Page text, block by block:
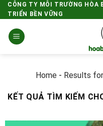
Skip
to
content
CÔNG TY MÔI TRƯỜNG HÒA
TRIỂN BỀN VỮNG
Home- Results
KẾT QUẢ TÌM KIẾM